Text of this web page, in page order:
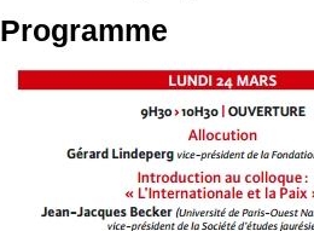
Programme